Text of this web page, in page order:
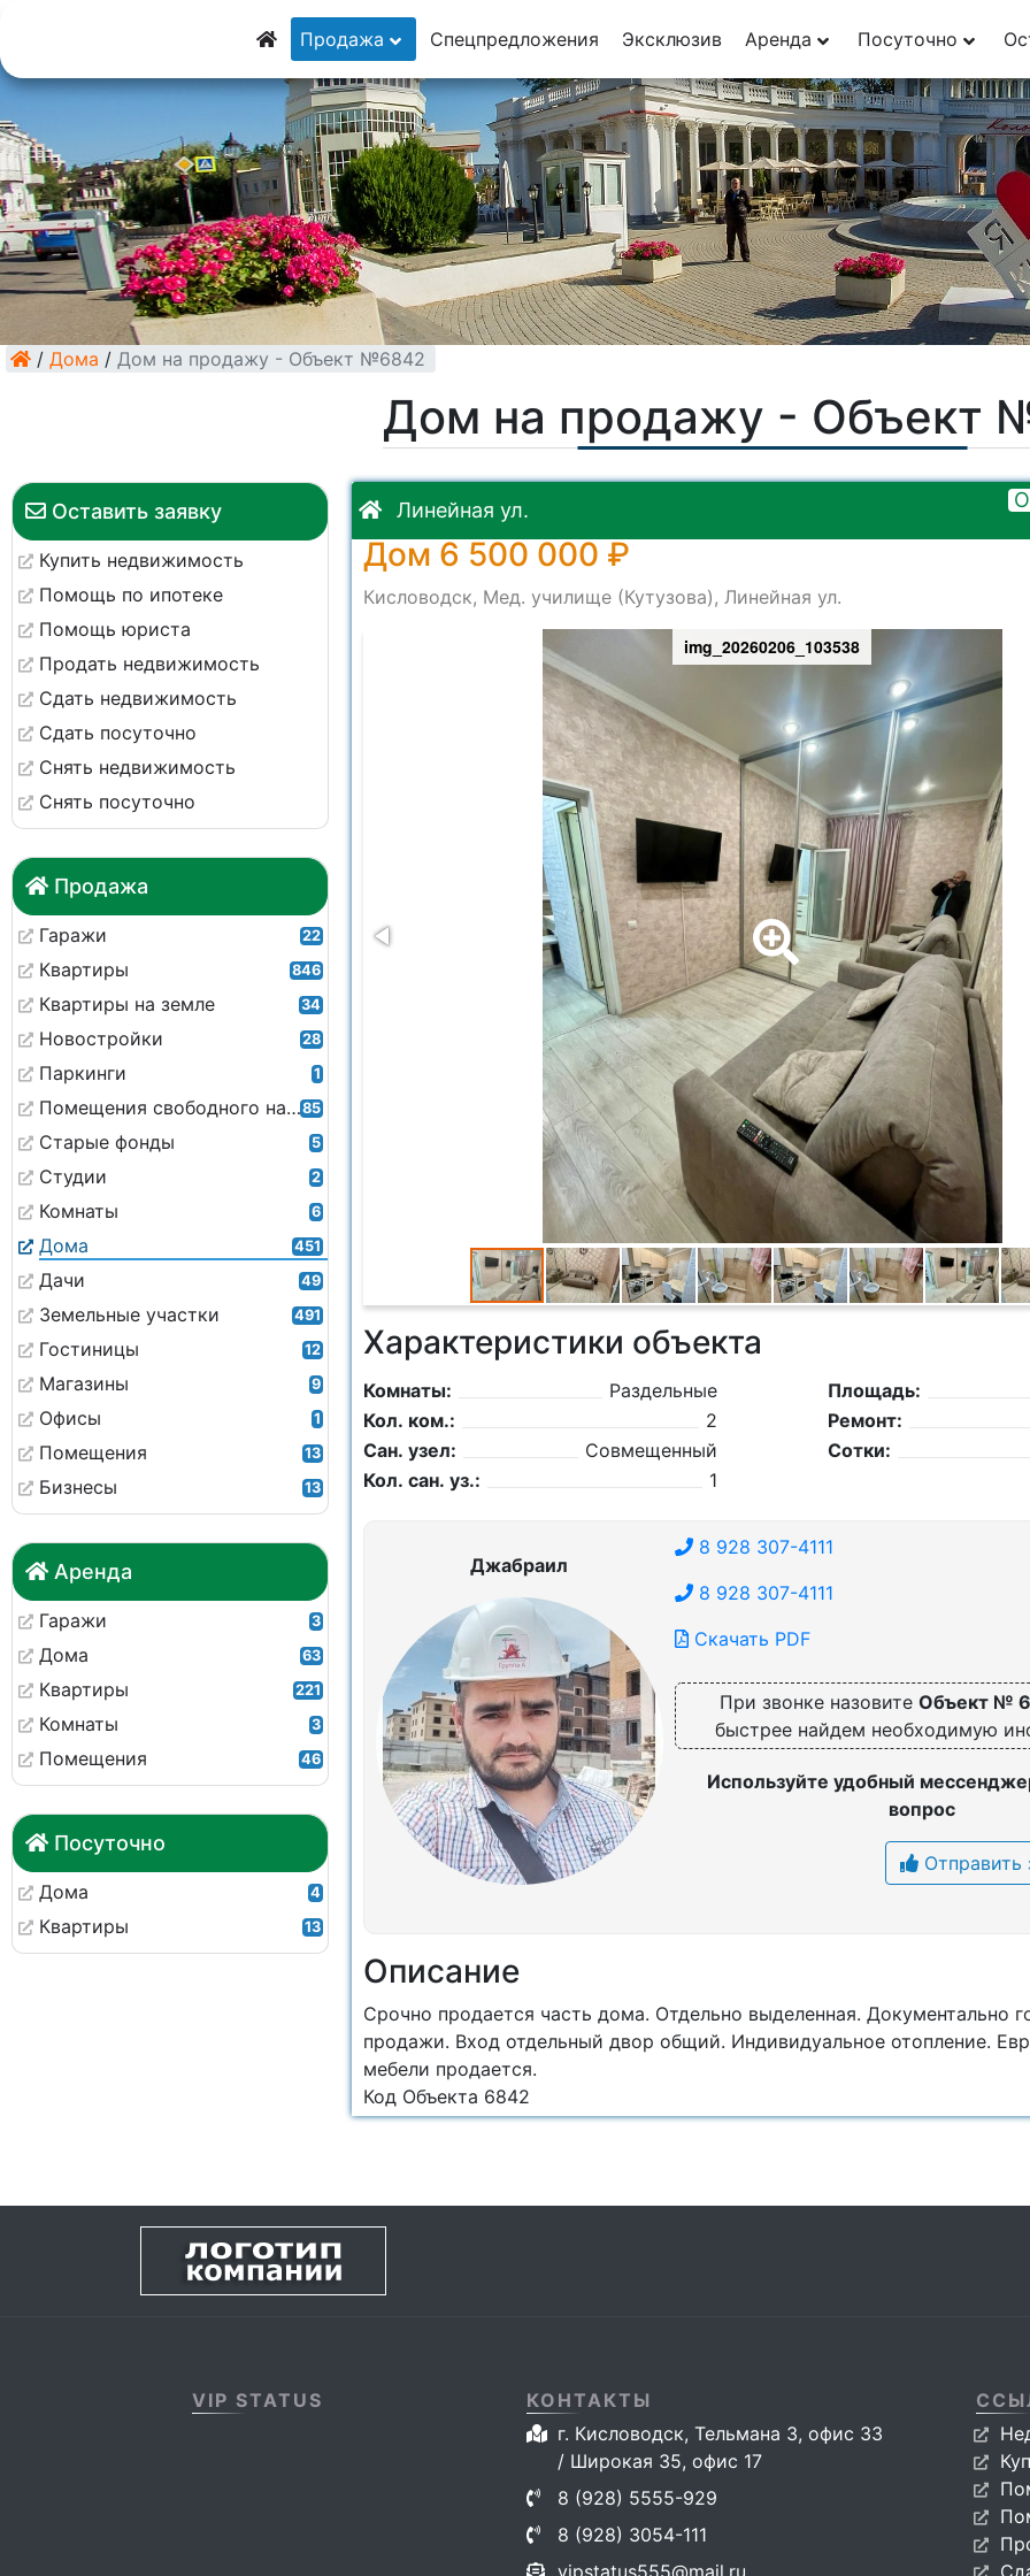
8 (928) 5555-929
8 (928) 3054-111
Продажа Спецпредложения Эксклюзив Аренда Посуточно
/ Дома / Дом на продажу - Объект №6842
Дом на продажу - Объект
Оставить заявку
Купить недвижимость
Помощь по ипотеке
Помощь юриста
Продать недвижимость
Сдать недвижимость
Сдать посуточно
Снять недвижимость
Снять посуточно
Продажа
Гаражи 22
Квартиры 846
Квартиры на земле 34
Новостройки 28
Паркинги 1
Помещения свободного назначения85
Старые фонды 5
Студии 2
Комнаты 6
Дома 451
Дачи 49
Земельные участки 491
Гостиницы 12
Магазины 9
Офисы 1
Помещения 13
Бизнесы 13
Аренда
Гаражи 3
Дома 63
Квартиры 221
Комнаты 3
Помещения 46
Посуточно
Дома 4
Квартиры 13
Линейная ул.
Дом 6 500 000 ₽
Кисловодск, Мед. училище (Кутузова), Линейная ул.
img_20260206_103538
Характеристики объекта
Комнаты:
Раздельные
Кол. ком.:
2
Сан. узел:
Совмещенный
Кол. сан. уз.:
1
Площадь:
Ремонт:
Сотки:
Джабраил
8 928 307-4111
8 928 307-4111
Скачать PDF
При звонке назовитеОбъект №
быстрее найдем необходимую
Используйте удобный
вопрос
Отправить
Описание
Срочно продается часть дома. Отдельно выделенная. Документально
продажи. Вход отдельный двор общий. Индивидуальное отопление.
мебели продается.
Код Объекта 6842
VIP STATUS
КОНТАКТЫ
г. Кисловодск, Тельмана 3, офис 33
/ Широкая 35, офис 17
8 (928) 5555-929
8 (928) 3054-111
vipstatus555@mail.ru